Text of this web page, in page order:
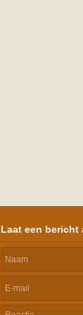
Laat een bericht